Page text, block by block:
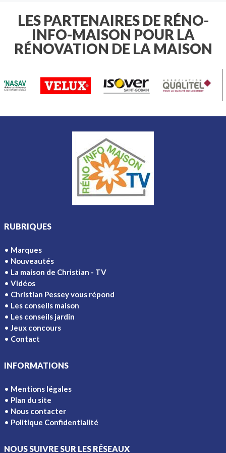
de fleurs ou votre potager , il est
essentiel de connaître les règles
applicables à votre domicile.
LES PARTENAIRES DE RÉNO-
INFO-MAISON POUR LA
RÉNOVATION DE LA MAISON
RUBRIQUES
Marques
Nouveautés
La maison de Christian - TV
Vidéos
Christian Pessey vous répond
Les conseils maison
Les conseils jardin
Jeux concours
Contact
INFORMATIONS
Mentions légales
Plan du site
Nous contacter
Politique Confidentialité
NOUS SUIVRE SUR LES RÉSEAUX